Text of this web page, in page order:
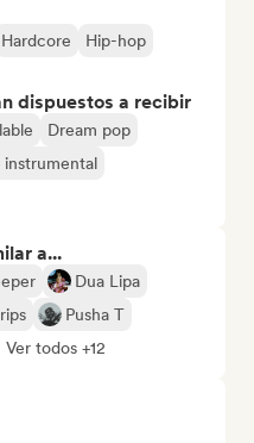
Hardcore
Hip-hop
dispuestos a recibir
Dream pop
instrumental
a...
Dua Lipa
Pusha T
Ver todos +12